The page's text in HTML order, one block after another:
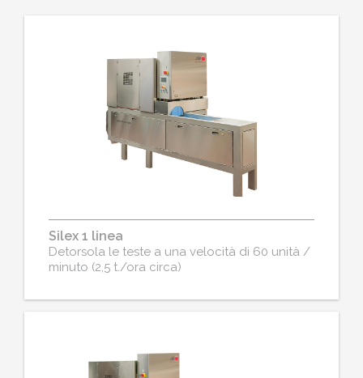
Silex 1 linea
Detorsola le teste a una velocità di 60 unità /
minuto (2,5 t./ora circa)